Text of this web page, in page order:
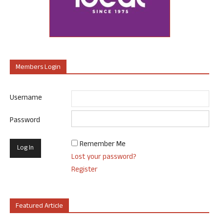
Members Login
Username
Password
Remember Me
Lost your password?
Register
Featured Article